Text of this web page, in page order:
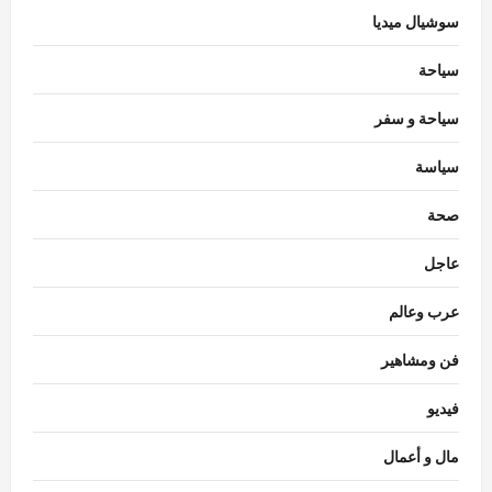
سوشيال ميديا
سياحة
سياحة و سفر
سياسة
صحة
عاجل
عرب وعالم
فن ومشاهير
فيديو
مال و أعمال
3
4
نيوكاسل مقابل 75 مليون إسترليني